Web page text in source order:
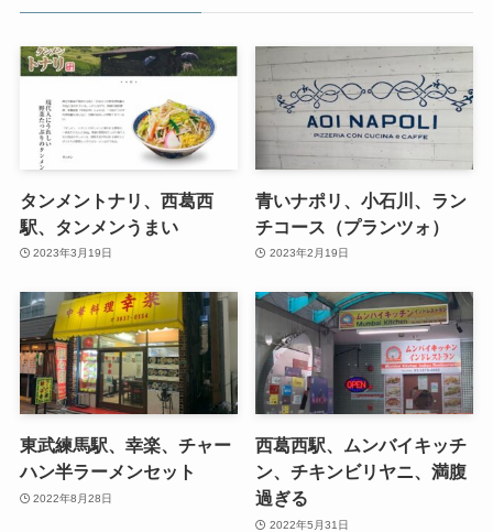
タンメントナリ、西葛西
駅、タンメンうまい
2023年3月19日
青いナポリ、小石川、ラン
チコース（プランツォ）
2023年2月19日
東武練馬駅、幸楽、チャー
ハン半ラーメンセット
2022年8月28日
西葛西駅、ムンバイキッチ
ン、チキンビリヤニ、満腹
過ぎる
2022年5月31日